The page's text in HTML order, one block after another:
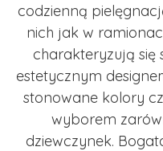
codzienną
nich jak w
charakteryzują
estetycznym
stonowane kolory
wyborem
dziewczynek.